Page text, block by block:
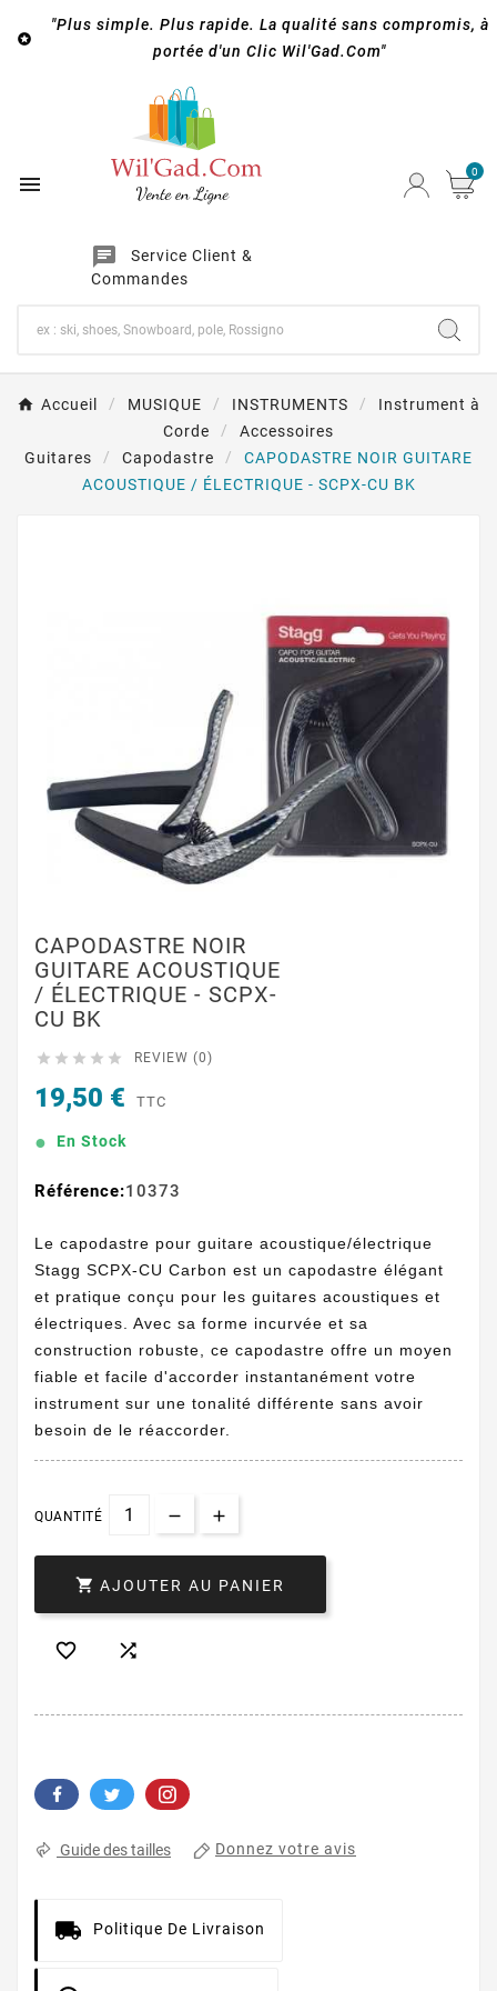

"Plus simple. Plus rapide. La qualité sans compromis, à
portée d'un Clic Wil'Gad.Com"

chat
Service Client &
Commandes
0
Accueil MUSIQUE INSTRUMENTS
Instrument à
Corde
Accessoires
Guitares
Capodastre
CAPODASTRE NOIR GUITARE
ACOUSTIQUE / ÉLECTRIQUE - SCPX-CU BK
CAPODASTRE NOIR
GUITARE ACOUSTIQUE
/ ÉLECTRIQUE - SCPX-
CU BK
     REVIEW (0)
19,50 € TTC
En Stock
Référence:10373
Le capodastre pour guitare acoustique/électrique
Stagg SCPX-CU Carbon est un capodastre élégant
et pratique conçu pour les guitares acoustiques et
électriques. Avec sa forme incurvée et sa
construction robuste, ce capodastre offre un moyen
fiable et facile d'accorder instantanément votre
instrument sur une tonalité différente sans avoir
besoin de le réaccorder.
QUANTITÉ
 AJOUTER AU PANIER
 
Guide des tailles Donnez votre avis
Politique De Livraison